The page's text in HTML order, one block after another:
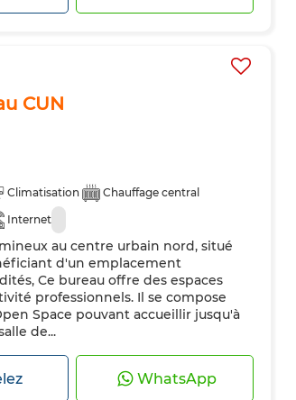
CUN
Climatisation
Chauffage central
Internet
au centre urbain nord, situé
d'un emplacement
Ce bureau offre des espaces
professionnels. Il se compose
Space pouvant accueillir jusqu'à
de...
WhatsApp